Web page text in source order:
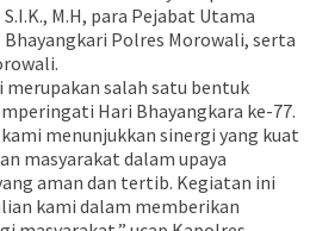
M.H, para Pejabat Utama
Bhayangkari Polres Morowali, serta
salah satu bentuk
Hari Bhayangkara ke-77.
menunjukkan sinergi yang kuat
masyarakat dalam upaya
aman dan tertib. Kegiatan ini
kami dalam memberikan